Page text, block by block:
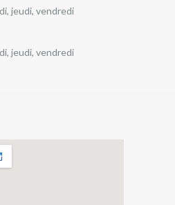
jeudi, vendredi
jeudi, vendredi